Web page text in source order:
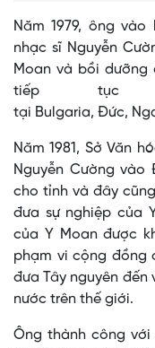
Năm 1979, ông
nhạc sĩ Nguyễn
Moan và bồi dưỡng
tiếp tục
tại Bulgaria, Đức,
Năm 1981, Sở Văn
Nguyễn Cường
cho tỉnh và đây
đưa sự nghiệp của
của Y Moan được
phạm vi cộng đồng
đưa Tây nguyên đến
nước trên thế giới.
Ông thành công